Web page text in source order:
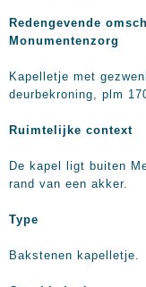
Redengevende
Monumentenzorg
Kapelletje met
deurbekroning, plm
Ruimtelijke context
De kapel ligt buiten
rand van een akker.
Type
Bakstenen kapelletje.